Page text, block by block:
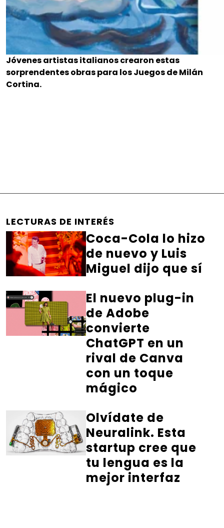
Jóvenes artistas italianos crearon estas
sorprendentes obras para los Juegos de Milán
Cortina.
LECTURAS DE INTERÉS
Coca-Cola lo hizo
de nuevo y Luis
Miguel dijo que sí
El nuevo plug-in
de Adobe
convierte
ChatGPT en un
rival de Canva
con un toque
mágico
Olvídate de
Neuralink. Esta
startup cree que
tu lengua es la
mejor interfaz